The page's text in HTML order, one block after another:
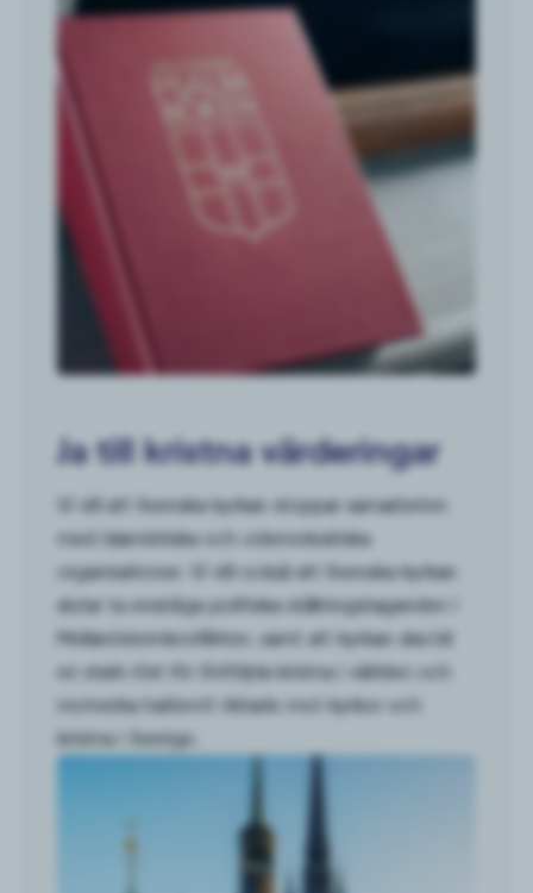
Ja till kristna värderingar
Vi vill att Svenska kyrkan stoppar samarbeten
med islamistiska och odemokratiska
organisationer. Vi vill också att Svenska kyrkan
slutar ta ensidiga politiska ställningstaganden i
Mellanösternkonflikten, samt att kyrkan ska bli
en stark röst för förföljda kristna i världen och
motverka hatbrott riktade mot kyrkor och
kristna i Sverige.